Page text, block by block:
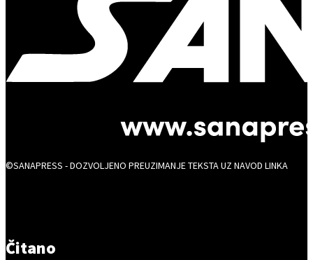
©SANAPRESS - DOZVOLJENO PREUZIMANJE TEKSTA UZ NAVOD LINKA
Čitano